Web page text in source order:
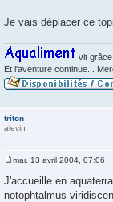
Je vais déplacer ce
vit grâce
Et l'aventure continue...
triton
alevin
s
s
mar. 13 avril 2004, 07:06
J'accueille en
notophtalmus